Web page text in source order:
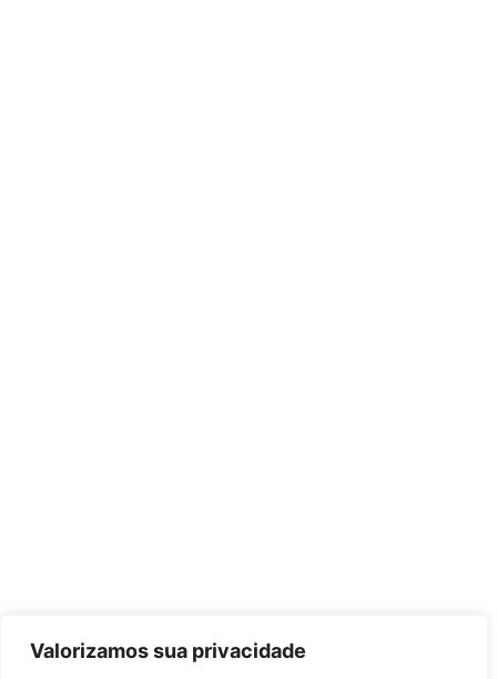
Valorizamos sua privacidade